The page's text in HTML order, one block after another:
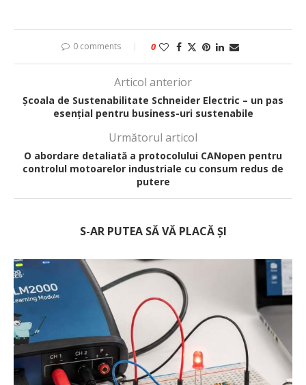
0 comments 0
Articol anterior
Școala de Sustenabilitate Schneider Electric – un pas
esențial pentru business-uri sustenabile
Următorul articol
O abordare detaliată a protocolului CANopen pentru
controlul motoarelor industriale cu consum redus de
putere
S-AR PUTEA SĂ VĂ PLACĂ ȘI